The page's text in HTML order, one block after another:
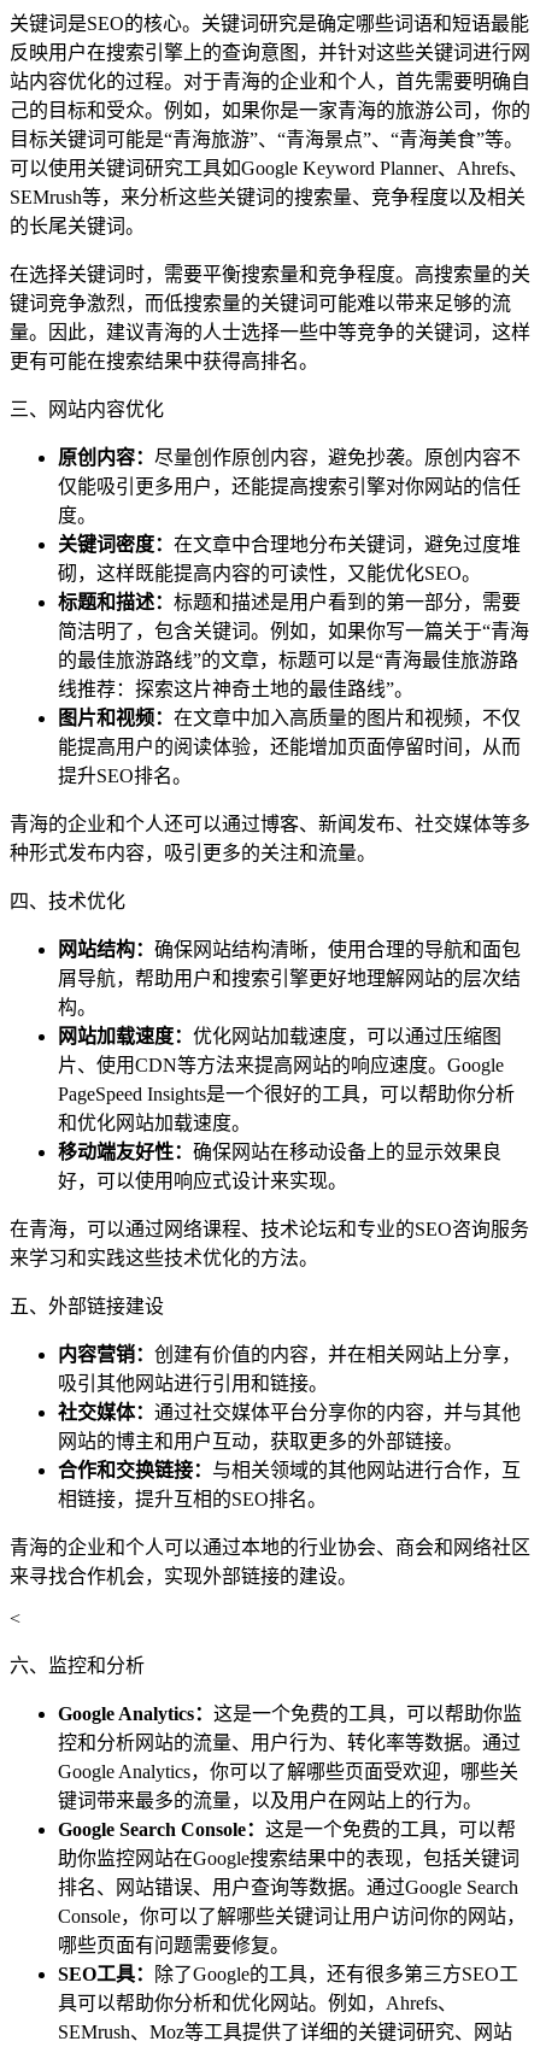
关键词是SEO的核心。关键词研究是确定哪些词语和短语最能
反映用户在搜索引擎上的查询意图，并针对这些关键词进行网
站内容优化的过程。对于青海的企业和个人，首先需要明确自
己的目标和受众。例如，如果你是一家青海的旅游公司，你的
目标关键词可能是“青海旅游”、“青海景点”、“青海美食”等。
可以使用关键词研究工具如Google Keyword Planner、Ahrefs、
SEMrush等，来分析这些关键词的搜索量、竞争程度以及相关
的长尾关键词。
在选择关键词时，需要平衡搜索量和竞争程度。高搜索量的关
键词竞争激烈，而低搜索量的关键词可能难以带来足够的流
量。因此，建议青海的人士选择一些中等竞争的关键词，这样
更有可能在搜索结果中获得高排名。
三、网站内容优化
原创内容： 尽量创作原创内容，避免抄袭。原创内容不
仅能吸引更多用户，还能提高搜索引擎对你网站的信任
度。
关键词密度： 在文章中合理地分布关键词，避免过度堆
砌，这样既能提高内容的可读性，又能优化SEO。
标题和描述： 标题和描述是用户看到的第一部分，需要
简洁明了，包含关键词。例如，如果你写一篇关于“青海
的最佳旅游路线”的文章，标题可以是“青海最佳旅游路
线推荐：探索这片神奇土地的最佳路线”。
图片和视频： 在文章中加入高质量的图片和视频，不仅
能提高用户的阅读体验，还能增加页面停留时间，从而
提升SEO排名。
青海的企业和个人还可以通过博客、新闻发布、社交媒体等多
种形式发布内容，吸引更多的关注和流量。
四、技术优化
网站结构： 确保网站结构清晰，使用合理的导航和面包
屑导航，帮助用户和搜索引擎更好地理解网站的层次结
构。
网站加载速度： 优化网站加载速度，可以通过压缩图
片、使用CDN等方法来提高网站的响应速度。Google
PageSpeed Insights是一个很好的工具，可以帮助你分析
和优化网站加载速度。
移动端友好性： 确保网站在移动设备上的显示效果良
好，可以使用响应式设计来实现。
在青海，可以通过网络课程、技术论坛和专业的SEO咨询服务
来学习和实践这些技术优化的方法。
五、外部链接建设
内容营销： 创建有价值的内容，并在相关网站上分享，
吸引其他网站进行引用和链接。
社交媒体： 通过社交媒体平台分享你的内容，并与其他
网站的博主和用户互动，获取更多的外部链接。
合作和交换链接： 与相关领域的其他网站进行合作，互
相链接，提升互相的SEO排名。
青海的企业和个人可以通过本地的行业协会、商会和网络社区
来寻找合作机会，实现外部链接的建设。
<
六、监控和分析
Google Analytics： 这是一个免费的工具，可以帮助你监
控和分析网站的流量、用户行为、转化率等数据。通过
Google Analytics，你可以了解哪些页面受欢迎，哪些关
键词带来最多的流量，以及用户在网站上的行为。
Google Search Console： 这是一个免费的工具，可以帮
助你监控网站在Google搜索结果中的表现，包括关键词
排名、网站错误、用户查询等数据。通过Google Search
Console，你可以了解哪些关键词让用户访问你的网站，
哪些页面有问题需要修复。
SEO工具：
除了Google的工具，还有很多第三方SEO工
具可以帮助你分析和优化网站。例如，Ahrefs、
SEMrush、Moz等工具提供了详细的关键词研究、网站